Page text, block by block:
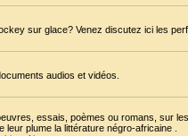
sur glace? Venez discutez ici les
audios et vidéos.
essais, poèmes ou romans, sur
plume la littérature négro-africaine .